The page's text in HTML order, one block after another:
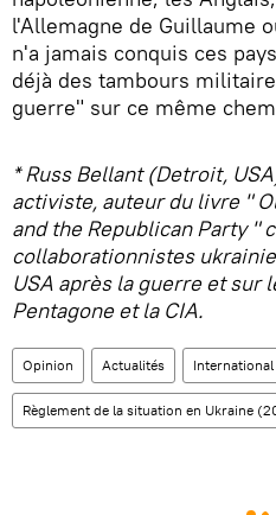
l'Allemagne de Guillaume
n'a jamais conquis ces
déjà des tambours
guerre" sur ce même
* Russ Bellant (Detroit,
activiste, auteur du livre "
and the Republican Party "
collaborationnistes
USA après la guerre et sur
Pentagone et la CIA.
Opinion Actualités International
Règlement de la situation en Ukraine